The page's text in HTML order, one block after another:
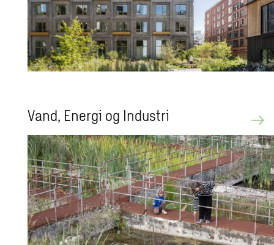
Vand, Ener­gi og In­du­stri